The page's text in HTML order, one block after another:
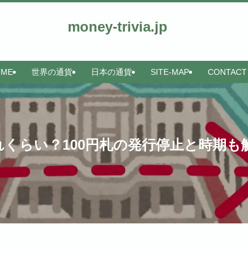
money-trivia.jp
世界の通貨 日本の通貨 SITE-MAP CONTACT
らい？100円札の発行停止と時期も